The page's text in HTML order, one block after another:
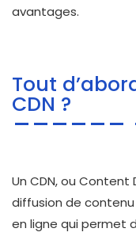
avantages.
Tout
CDN ?
Un CDN, ou Content
diffusion de contenu
en ligne qui permet